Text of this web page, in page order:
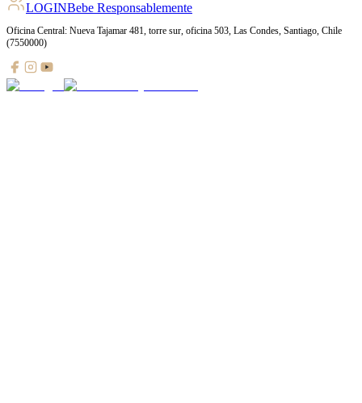
LOGINBebe Responsablemente
Oficina Central: Nueva Tajamar 481, torre sur, oficina 503, Las Condes, Santiago, Chile
(7550000)